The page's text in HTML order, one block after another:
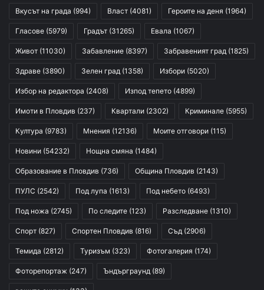
Вкусът на града (994) Власт (4081) Героите на деня (1964)
Гласове (5979) Градът (31265) Евала (1067)
Живот (11030) Забавление (8397) Забравеният град (1825)
Здраве (3890) Зелен град (1358) Избори (5020)
Избор на редактора (2408) Изпод тепето (4899)
Имоти в Пловдив (237) Квартали (2302) Криминале (5955)
Култура (9783) Мнения (12136) Моите отговори (115)
Новини (54232) Нощна смяна (1484)
Образование в Пловдив (736) Община Пловдив (2143)
ПУЛС (2542) Под лупа (1613) Под небето (6493)
Под ножа (2745) По следите (123) Разследване (1310)
Спорт (827) Спортен Пловдив (816) Съд (2906)
Темида (2812) Туризъм (323) Фотогалерия (174)
Фоторепортаж (247) Ъндърграунд (89)